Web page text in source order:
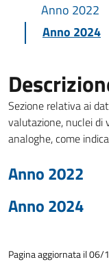
Anno 2022
Anno 2024
Sezione relativa ai
valutazione, nuclei di
analoghe, come
Anno 2022
Anno 2024
Pagina aggiornata il